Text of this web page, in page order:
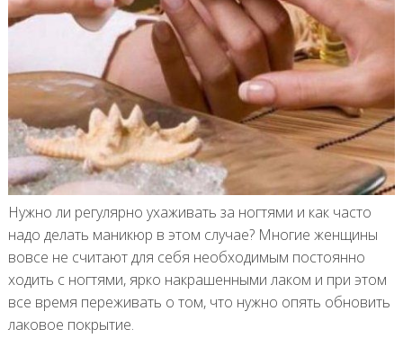
Нужно ли регулярно ухаживать за ногтями и как часто
надо делать маникюр в этом случае? Многие женщины
вовсе не считают для себя необходимым постоянно
ходить с ногтями, ярко накрашенными лаком и при этом
все время переживать о том, что нужно опять обновить
лаковое покрытие.